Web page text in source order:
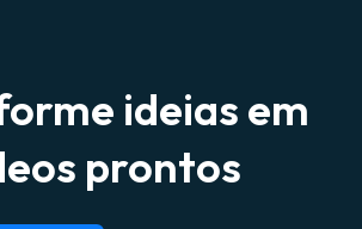
ideias em
prontos